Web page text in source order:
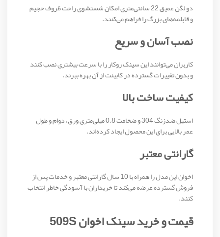
دو لگن عمیق 22 سانتی‌متری امکان شستشوی راحت ظروف حجیم
و قابلمه‌های بزرگ را فراهم می‌کنند.
نصب آسان و سریع
کاربران می‌توانند این سینک روکار را با سرعت بیشتری نصب کنند
و بدون تغییرات گسترده در کابینت از آن بهره ببرند.
کیفیت ساخت بالا
استیل ضدزنگ 304 و ضخامت 0.8 میلی‌متری ورق، دوام و طول
عمر بالایی برای این محصول ایجاد کرده‌اند.
گارانتی معتبر
اخوان این مدل را همراه با 10 سال گارانتی معتبر و خدمات پس از
فروش گسترده عرضه می‌کند تا خریداران با آسودگی خاطر انتخاب
کنند.
قیمت و خرید سینک اخوان 509S